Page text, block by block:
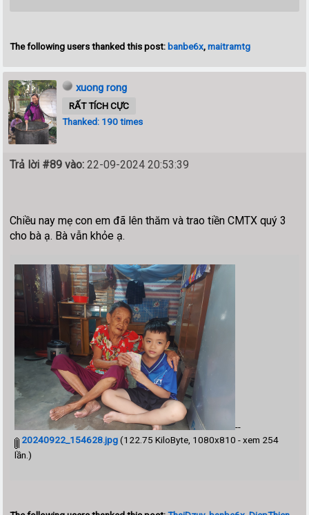
The following users thanked this post: banbe6x,maitramtg
xuong rong
RẤT TÍCH CỰC
Thanked: 190 times
Trả lời #89 vào: 22-09-2024 20:53:39
Chiều nay mẹ con em đã lên thăm và trao tiền CMTX quý 3
cho bà ạ. Bà vẫn khỏe ạ.
--
20240922_154628.jpg(122.75 KiloByte, 1080x810 - xem 254
lần.)